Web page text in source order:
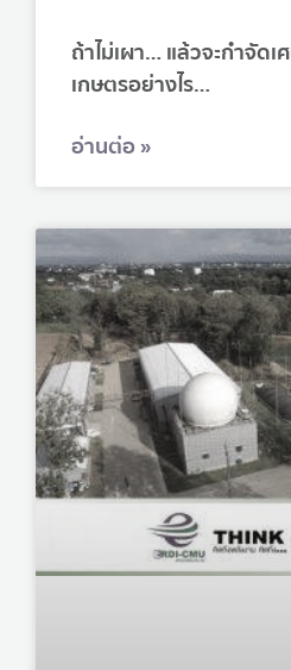
ถ้าไม่เผา… แล้วจะกำจัด
เกษตรอย่างไร…
อ่านต่อ »